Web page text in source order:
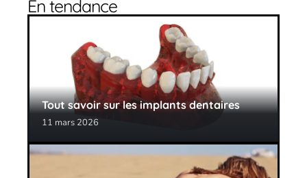
En tendance
Tout savoir sur les implants dentaires
11 mars 2026